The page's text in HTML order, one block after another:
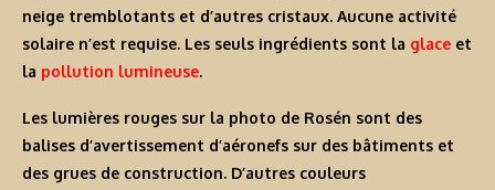
neige tremblotants et d’autres cristaux. Aucune activité
solaire n’est requise. Les seuls ingrédients sont la glace et
la pollution lumineuse.
Les lumières rouges sur la photo de Rosén sont des
balises d’avertissement d’aéronefs sur des bâtiments et
des grues de construction. D’autres couleurs